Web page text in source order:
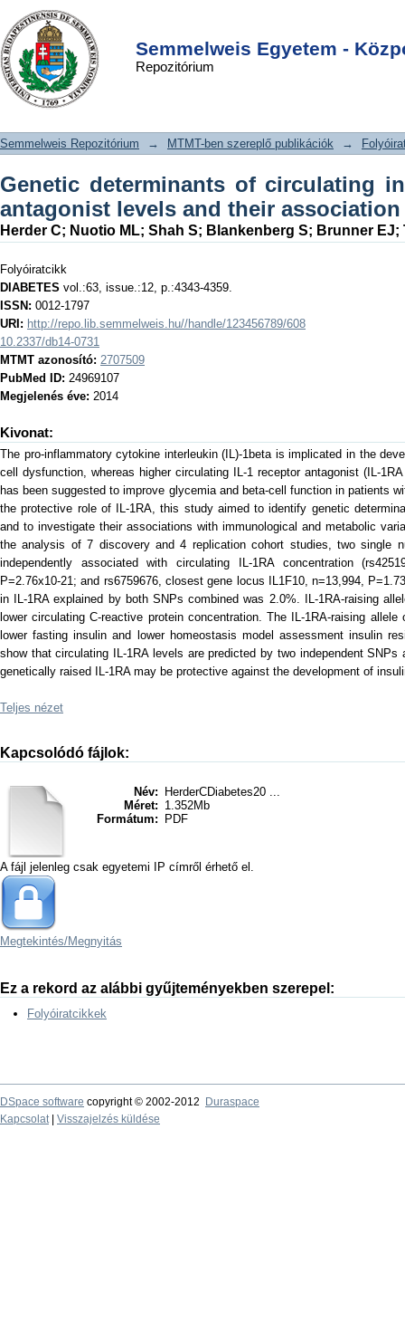
Semmelweis Egyetem -
Repozitórium
Genetic determinants of circulating
interleukin-1 receptor antagonist
levels and their association with
glycemic traits
DSpace/Manakin Repository
Semmelweis Repozitórium → MTMT-ben szereplő publikációk →
Genetic determinants of circulating
antagonist levels and their
Herder C; Nuotio ML; Shah S; Blankenberg S; Brunner EJ;
Folyóiratcikk
DIABETES vol.:63, issue.:12, p.:4343-4359.
ISSN: 0012-1797
URI: http://repo.lib.semmelweis.hu//handle/123456789/608
10.2337/db14-0731
MTMT azonosító: 2707509
PubMed ID: 24969107
Megjelenés éve: 2014
Kivonat:
The pro-inflammatory cytokine interleukin (IL)-1beta is implicated in the
cell dysfunction, whereas higher circulating IL-1 receptor antagonist (IL-
has been suggested to improve glycemia and beta-cell function in patients
the protective role of IL-1RA, this study aimed to identify genetic
and to investigate their associations with immunological and metabolic
the analysis of 7 discovery and 4 replication cohort studies, two single
independently associated with circulating IL-1RA concentration
P=2.76x10-21; and rs6759676, closest gene locus IL1F10, n=13,994,
in IL-1RA explained by both SNPs combined was 2.0%. IL-1RA-raising
lower circulating C-reactive protein concentration. The IL-1RA-raising
lower fasting insulin and lower homeostasis model assessment insulin
show that circulating IL-1RA levels are predicted by two independent
genetically raised IL-1RA may be protective against the development of
Teljes nézet
Kapcsolódó fájlok:
Név:
HerderCDiabetes20 ...
Méret: 1.352Mb
Formátum:
PDF
A fájl jelenleg csak egyetemi IP címről érhető el.
Megtekintés/Megnyitás
Ez a rekord az alábbi gyűjteményekben szerepel:
Folyóiratcikkek
DSpace software copyright © 2002-2012
Duraspace
Kapcsolat| Visszajelzés küldése